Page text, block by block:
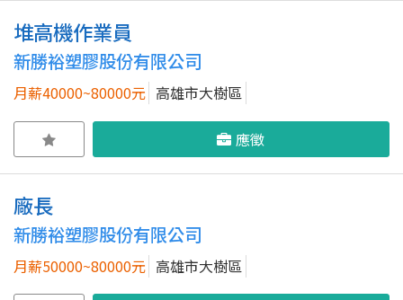
堆高機作業員
新勝裕塑膠股份有限公司
月薪40000~80000元 高雄市大樹區
應徵
廠長
新勝裕塑膠股份有限公司
月薪50000~80000元 高雄市大樹區